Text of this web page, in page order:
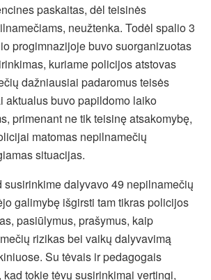
paskaitas, dėl teisinės
neužtenka. Todėl spalio 3
progimnazijoje buvo suorganizuotas
kuriame policijos atstovas
dažniausiai padaromus teisės
aktualus buvo papildomo laiko
primenant ne tik teisinę atsakomybę,
matomas nepilnamečių
situacijas.
susirinkime dalyvavo 49 nepilnamečių
galimybę išgirsti tam tikras policijos
pasiūlymus, prašymus, kaip
rizikas bei vaikų dalyvavimą
Su tėvais ir pedagogais
tokie tėvų susirinkimai vertingi,